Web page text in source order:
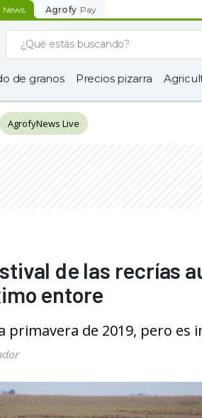
News Agrofy Pay
de granos Precios pizarra
AgrofyNews Live
de las recrías
entore
primavera de 2019, pero